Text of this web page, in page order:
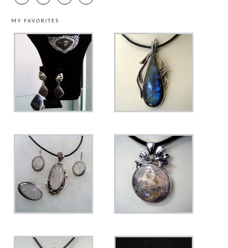
MY FAVORITES